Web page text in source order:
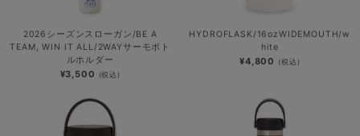
2026シーズンスローガン/BE A
TEAM, WIN IT ALL/2WAYサーモボト
ルホルダー
¥3,500 (税込)
HYDROFLASK/16ozWIDEMOUTH/w
hite
¥4,800 (税込)